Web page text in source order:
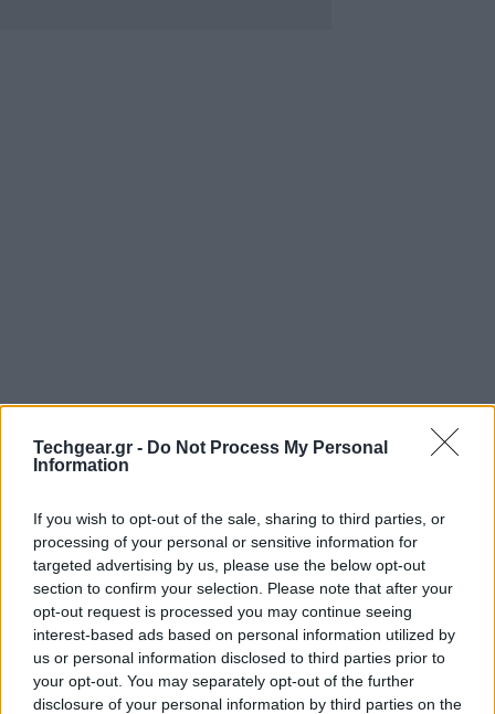
Techgear.gr - Do Not Process My Personal
Information
If you wish to opt-out of the sale, sharing to third parties, or
processing of your personal or sensitive information for
targeted advertising by us, please use the below opt-out
section to confirm your selection. Please note that after your
opt-out request is processed you may continue seeing
interest-based ads based on personal information utilized by
us or personal information disclosed to third parties prior to
your opt-out. You may separately opt-out of the further
disclosure of your personal information by third parties on the
O επικεφαλής του τμήματοςXboxστηνMicrosoft
Don Mattrick, δήλωσε κατά τη διάρκεια του
TechForum ότι παρόλο που εκτιμά και σέβεται τον
ιδρυτή τηςValve, Gabe Newell, δεν θεωρεί το
επερχόμενοSteam Boxτης εταιρείας σοβαρή απειλή.